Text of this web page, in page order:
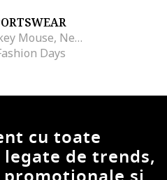
Trening cu Mickey Mouse, Negru/Verde lime
Days
cu toate
de trends,